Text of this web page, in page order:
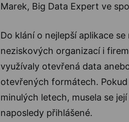
Marek, Big Data Expert ve
Do klání o nejlepší aplikace
neziskových organizací i
využívaly otevřená data
otevřených formátech.
minulých letech, musela se
naposledy přihlášené.